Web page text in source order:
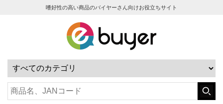
嗜好性の高い商品のバイヤーさん向けお役立ちサイト